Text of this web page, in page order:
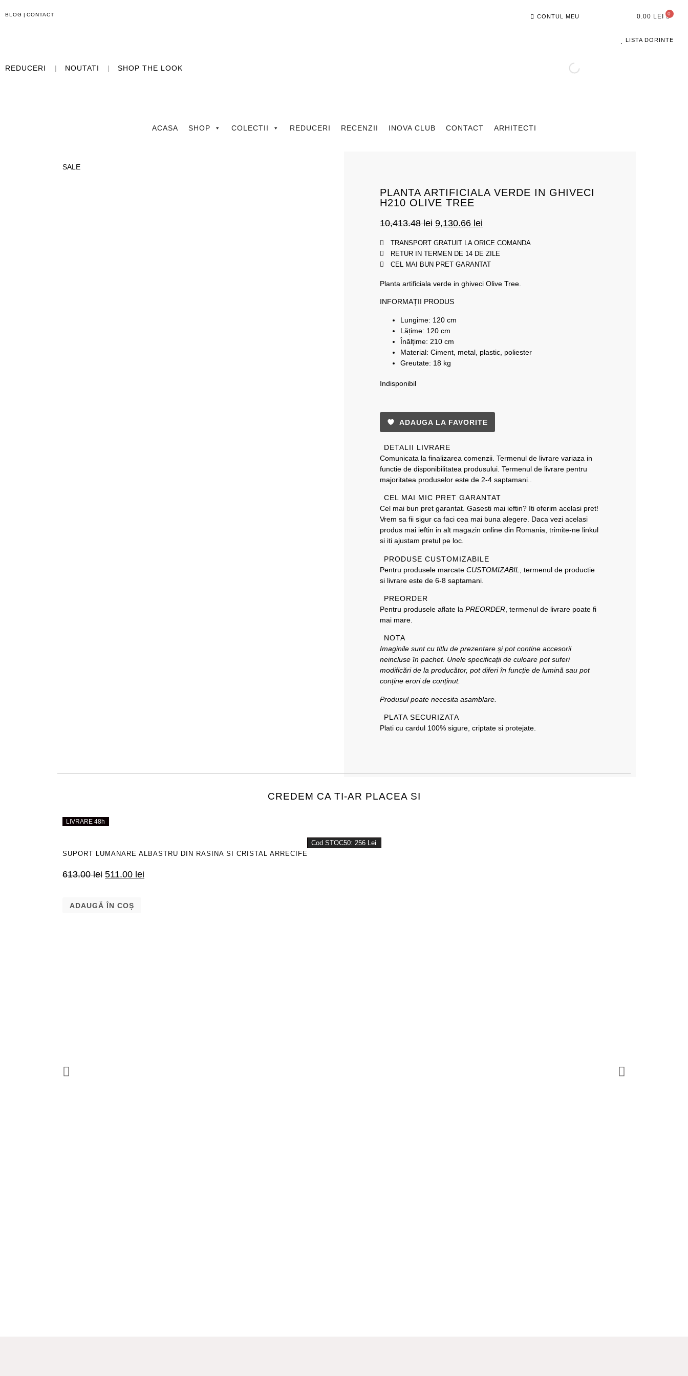
BLOG | CONTACT CONTUL MEU 0.00 LEI
LISTA DORINTE
REDUCERI | NOUTATI | SHOP THE LOOK
ACASA SHOP COLECTII REDUCERI RECENZII INOVA CLUB CONTACT ARHITECTI
SALE
PLANTA ARTIFICIALA VERDE IN GHIVECI
H210 OLIVE TREE
10,413.48lei 9,130.66 lei
TRANSPORT GRATUIT LA ORICE COMANDA
RETUR IN TERMEN DE 14 DE ZILE
CEL MAI BUN PRET GARANTAT
Planta artificiala verde in ghiveci Olive Tree.
INFORMAȚII PRODUS
Lungime: 120 cm
Lățime: 120 cm
Înălțime: 210 cm
Material: Ciment, metal, plastic, poliester
Greutate: 18 kg
Indisponibil
ADAUGA LA FAVORITE
DETALII LIVRARE
Comunicata la finalizarea comenzii. Termenul de livrare variaza in
functie de disponibilitatea produsului. Termenul de livrare pentru
majoritatea produselor este de 2-4 saptamani..
CEL MAI MIC PRET GARANTAT
Cel mai bun pret garantat. Gasesti mai ieftin? Iti oferim acelasi pret!
Vrem sa fii sigur ca faci cea mai buna alegere. Daca vezi acelasi
produs mai ieftin in alt magazin online din Romania, trimite-ne linkul
si iti ajustam pretul pe loc.
PRODUSE CUSTOMIZABILE
Pentru produsele marcate CUSTOMIZABIL
, termenul de productie
si livrare este de 6-8 saptamani.
PREORDER
Pentru produsele aflate la PREORDER , termenul de livrare poate fi
mai mare.
NOTA
Imaginile sunt cu titlu de prezentare și pot contine accesorii
neincluse în pachet. Unele specificații de culoare pot suferi
modificări de la producător, pot diferi în funcție de lumină sau pot
conține erori de conținut.
Produsul poate necesita asamblare.
PLATA SECURIZATA
Plati cu cardul 100% sigure, criptate si protejate.
CREDEM CA TI-AR PLACEA SI
LIVRARE 48h
LIVRARE 48h
Cod STOC50: 256 Lei
SUPORT LUMANARE ALBASTRU DIN RASINA SI CRISTAL ARRECIFE
613.00lei 511.00 lei
ADAUGĂ ÎN COȘ